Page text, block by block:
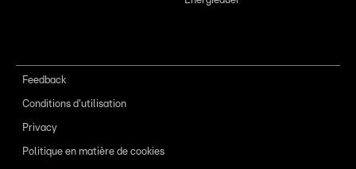
Feedback
Conditions d'utilisation
Privacy
Politique en matière de cookies